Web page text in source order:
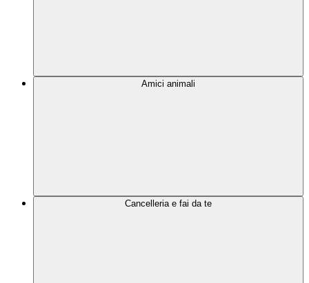
Amici animali
Cancelleria e fai da te